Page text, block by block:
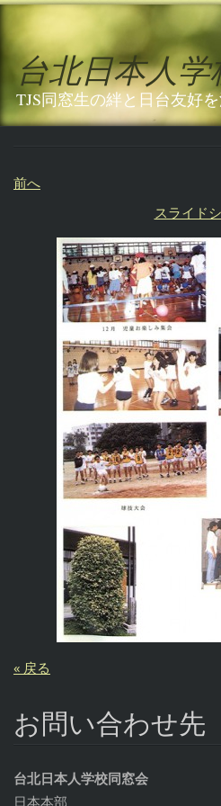
台北日本人
TJS同窓生の絆と日台友好を
前へ
スライド
« 戻る
お問い合わせ先
台北日本人学校同窓会
日本本部